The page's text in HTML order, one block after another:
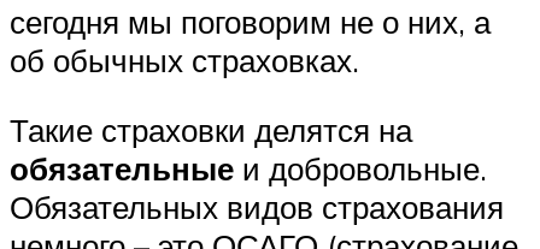
сегодня мы поговорим не о них, а
об обычных страховках.
Такие страховки делятся на
обязательные и добровольные.
Обязательных видов страхования